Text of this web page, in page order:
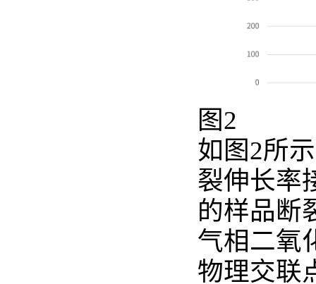
图2
如图2所
裂伸长率
的样品断
气相二氧
物理交联